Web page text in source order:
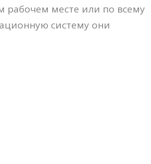
рабочем месте или по всему
систему они